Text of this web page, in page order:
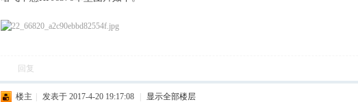
回复
楼主 发表于 2017-4-20 19:17:08 显示全部楼层